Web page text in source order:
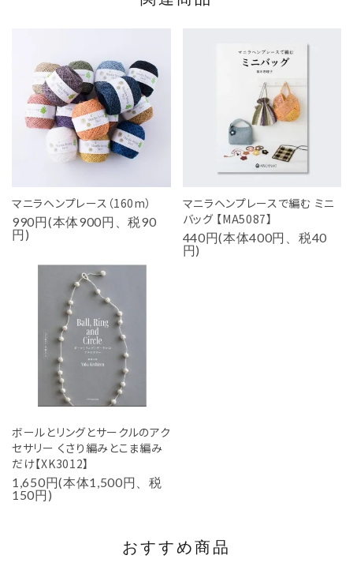
マニラヘンプレース（160m）
990円(本体900円、税90
円)
マニラヘンプレースで編む ミニ
バッグ 【MA5087】
440円(本体400円、税40
円)
ボールとリングとサークルのアク
セサリー くさり編みとこま編み
だけ【XK3012】
1,650円(本体1,500円、税
150円)
おすすめ商品